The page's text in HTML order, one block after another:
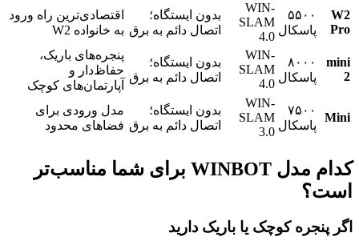
W2
Pro
۵۵۰۰
پاسکال
WIN-
SLAM
4.0
بدون ایستگاه؛
اتصال دائم به برق
اقتصادی‌ترین راه ورود
به خانواده W2
mini
2
۸۰۰۰
پاسکال
WIN-
SLAM
4.0
بدون ایستگاه؛
اتصال دائم به برق
پنجره‌های باریک،
حفاظ‌دار و
آپارتمان‌های کوچک
Mini
۷۵۰۰
پاسکال
WIN-
SLAM
3.0
بدون ایستگاه؛
اتصال دائم به برق
مدل ورودی برای
فضاهای محدود
کدام مدل WINBOT برای شما مناسب‌تر
است؟
اگر پنجره کوچک یا باریک دارید